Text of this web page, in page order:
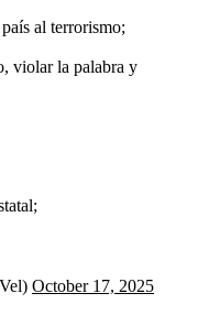
al terrorismo;
violar la palabra y
October 17, 2025